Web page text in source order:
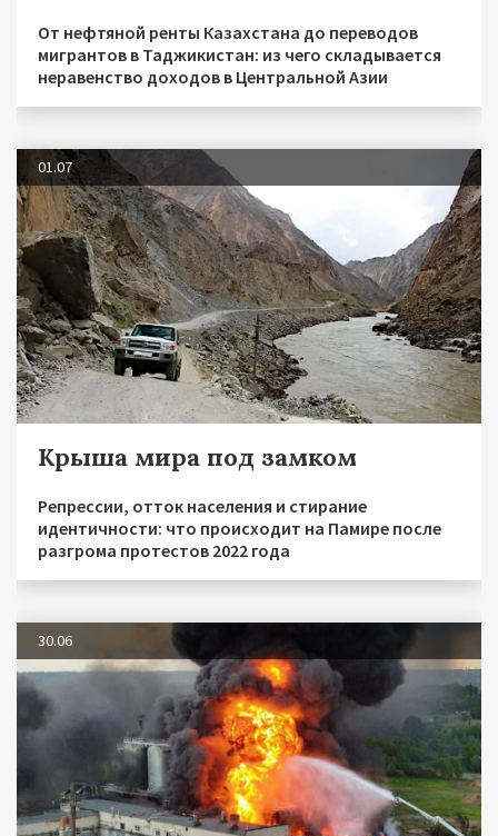
От нефтяной ренты Казахстана до переводов
мигрантов в Таджикистан: из чего складывается
неравенство доходов в Центральной Азии
01.07
Крыша мира под замком
Репрессии, отток населения и стирание
идентичности: что происходит на Памире после
разгрома протестов 2022 года
30.06